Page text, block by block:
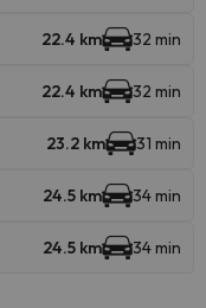
22.4 km 32 min
22.4 km 32 min
23.2 km 31 min
24.5 km 34 min
24.5 km 34 min